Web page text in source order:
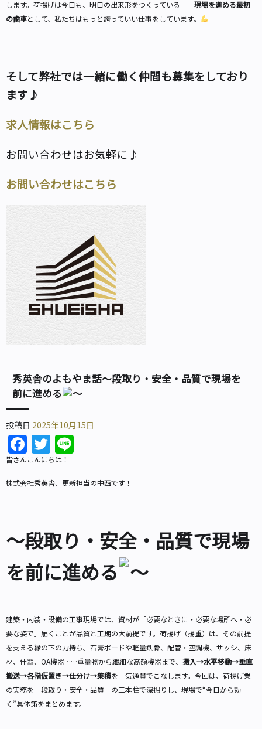
します。荷揚げは今日も、明日の出来形をつくっている——現場を進める最初
の歯車として、私たちはもっと誇っていい仕事をしています。
そして弊社では一緒に働く仲間も募集をしており
ます♪
求人情報はこちら
お問い合わせはお気軽に♪
お問い合わせはこちら
秀英舎のよもやま話～段取り・安全・品質で現場を
前に進める
～
投稿日 2025年10月15日
Facebook
Twitter
皆さんこんにちは！
株式会社秀英舎、更新担当の中西です！
～段取り・安全・品質で現場
を前に進める ～
建築・内装・設備の工事現場では、資材が「必要なときに・必要な場所へ・必
要な姿で」届くことが品質と工期の大前提です。荷揚げ（揚重）は、その前提
を支える縁の下の力持ち。石膏ボードや軽量鉄骨、配管・空調機、サッシ、床
材、什器、OA機器……重量物から繊細な高額機器まで、 搬入→水平移動→垂直
搬送→各階仮置き→仕分け→集積を一気通貫でこなします。今回は、荷揚げ業
の実務を「段取り・安全・品質」の三本柱で深掘りし、現場で“今日から効
く”具体策をまとめます。